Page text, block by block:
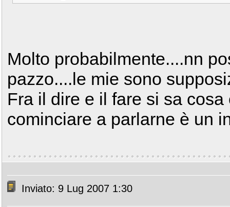
Molto probabilmente....nn
pazzo....le mie sono
Fra il dire e il fare si sa
cominciare a parlarne è un
Inviato: 9 Lug 2007 1:30